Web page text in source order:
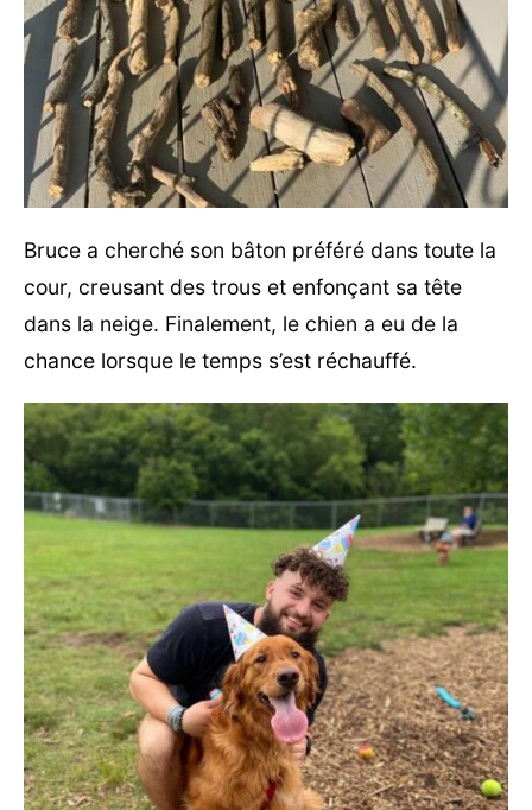
Bruce a cherché son bâton préféré dans toute la
cour, creusant des trous et enfonçant sa tête
dans la neige. Finalement, le chien a eu de la
chance lorsque le temps s’est réchauffé.